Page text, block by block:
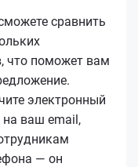
сравнить
что поможет вам
электронный
на ваш email,
— он